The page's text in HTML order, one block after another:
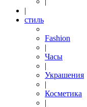
|
стиль
Fashion
|
Часы
|
Украшения
|
Косметика
|